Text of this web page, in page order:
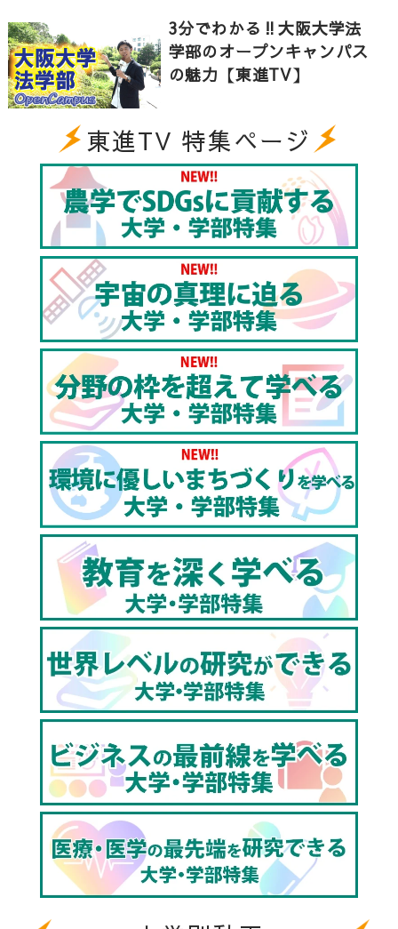
常識を打ち破る研究で様々な方向から社会に貢献する
大阪大学工学部。先生や学生には研究への熱い想いが
ありました。あなたもその一員になって社会課題に挑
戦しませんか。
【contents】
0:00 オープニング｜大阪大学工学部をご紹介!!
0:50 ベンチャー企業取締役の教授!?工学の面白さとは
2:49 工学部なのに製薬会社と共同研究!?｜応用自然科
3:11 材料特性を解明し社会の技術全てに貢献｜応用理
工学科
3:42 メッセージの暗号化で安全を守る!!｜電子情報工
4:17 医療×工学で超低侵襲な治療を実現｜環境・エネ
ルギー工学科
4:58 人の想いをくみ取る建築とは!?｜地球総合工学科
【大阪大学工学部について】
大阪大学工学部／工学研究科の母体は、明治29年
(1896)に設立された大阪工業学校です。そのため大阪
大学そのものよりもさらに歴史があり、2016年には創
立120周年を迎えました。現在は「産学連携」を旗色と
し、新しい価値を創出する「イノベーション」の基礎
を涵養するための教育研究を探索しています。「輝く
One & Only の個の集まりで、世界に羽ばたくNo.1の
工学研究科の構築」を理念とし、ユニークな全5学科
で、地域社会や行政との太いパイプを生かした学びを
展開しています。
【大阪大学について】
大阪大学は我国第6番目の帝国大学として1931年に創
設されました。原点はさらに遡り、緒方洪庵が1838年
3分でわかる‼大阪大学法
学部のオープンキャンパス
の魅力【東進TV】
東進TV 特集ページ